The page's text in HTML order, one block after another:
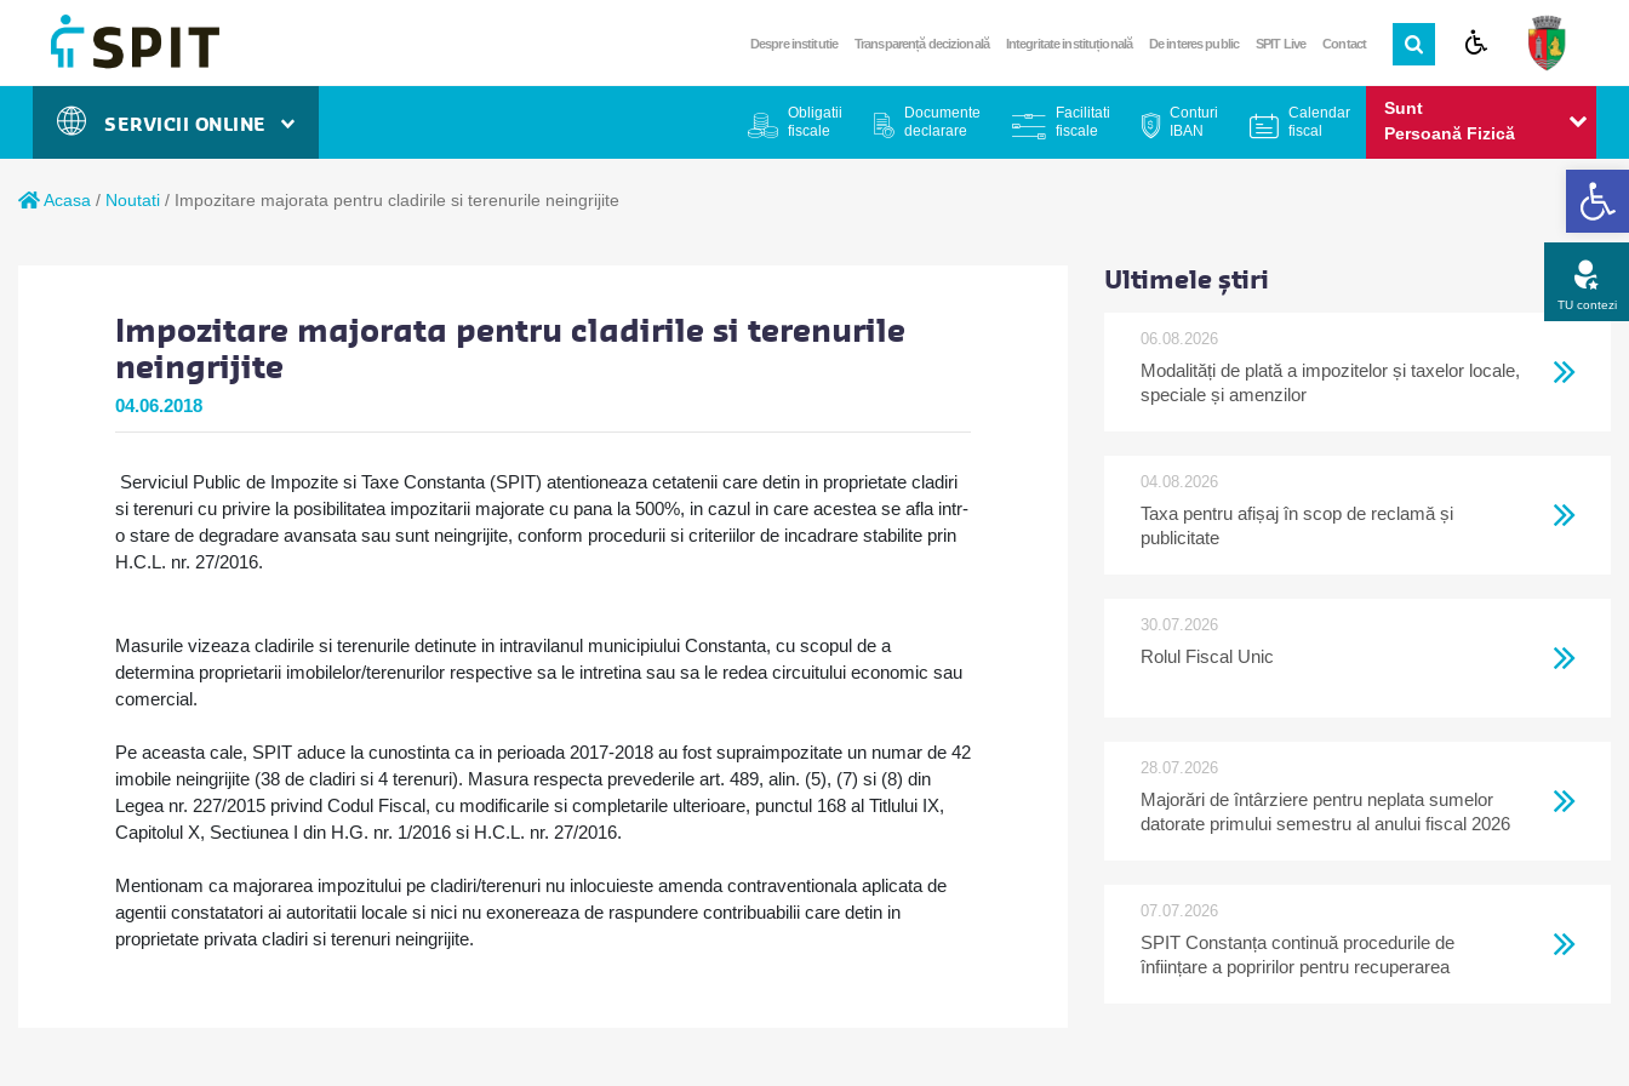
Despre institutie Transparență decizională Integritate instituțională De interes public SPIT Live Contact
SERVICII ONLINE
Sunt
Persoană Fizică
Obligatii
fiscale
Documente
declarare
Facilitati
fiscale
Conturi
IBAN
Calendar
fiscal
Acasa / Noutati / Impozitare majorata pentru cladirile si terenurile neingrijite
Impozitare majorata pentru cladirile si terenurile
neingrijite
04.06.2018
Serviciul Public de Impozite si Taxe Constanta (SPIT) atentioneaza cetatenii care detin in proprietate cladiri
si terenuri cu privire la posibilitatea impozitarii majorate cu pana la 500%, in cazul in care acestea se afla intr-
o stare de degradare avansata sau sunt neingrijite, conform procedurii si criteriilor de incadrare stabilite prin
H.C.L. nr. 27/2016.
Masurile vizeaza cladirile si terenurile detinute in intravilanul municipiului Constanta, cu scopul de a
determina proprietarii imobilelor/terenurilor respective sa le intretina sau sa le redea circuitului economic sau
comercial.
Pe aceasta cale, SPIT aduce la cunostinta ca in perioada 2017-2018 au fost supraimpozitate un numar de 42
imobile neingrijite (38 de cladiri si 4 terenuri). Masura respecta prevederile art. 489, alin. (5), (7) si (8) din
Legea nr. 227/2015 privind Codul Fiscal, cu modificarile si completarile ulterioare, punctul 168 al Titlului IX,
Capitolul X, Sectiunea I din H.G. nr. 1/2016 si H.C.L. nr. 27/2016.
Mentionam ca majorarea impozitului pe cladiri/terenuri nu inlocuieste amenda contraventionala aplicata de
agentii constatatori ai autoritatii locale si nici nu exonereaza de raspundere contribuabilii care detin in
proprietate privata cladiri si terenuri neingrijite.
Ultimele știri
06.08.2026
Modalități de plată a impozitelor și taxelor locale,
speciale și amenzilor
04.08.2026
Taxa pentru afișaj în scop de reclamă și
publicitate
30.07.2026
Rolul Fiscal Unic
28.07.2026
Majorări de întârziere pentru neplata sumelor
datorate primului semestru al anului fiscal 2026
07.07.2026
SPIT Constanța continuă procedurile de
înființare a popririlor pentru recuperarea
TU contezi
Opinia ta
Apel gratuit
Newsletter
Program